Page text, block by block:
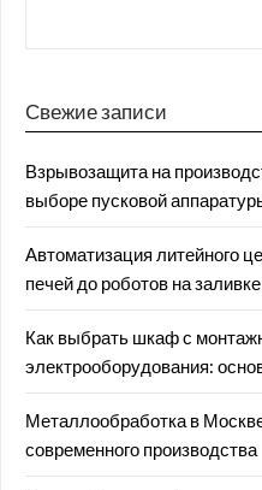
Свежие записи
Взрывозащита на
выборе пусковой
Автоматизация литейного
печей до роботов на
Как выбрать шкаф с
электрооборудования:
Металлообработка в
современного производства